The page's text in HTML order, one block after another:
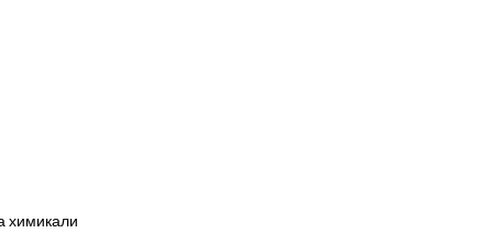
химикали